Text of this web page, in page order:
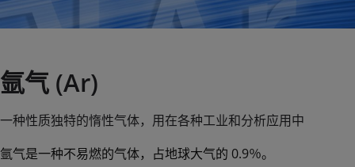
氩气 (Ar)
一种性质独特的惰性气体，用在各种工业和分析应用中
氩气是一种不易燃的气体，占地球大气的 0.9％。